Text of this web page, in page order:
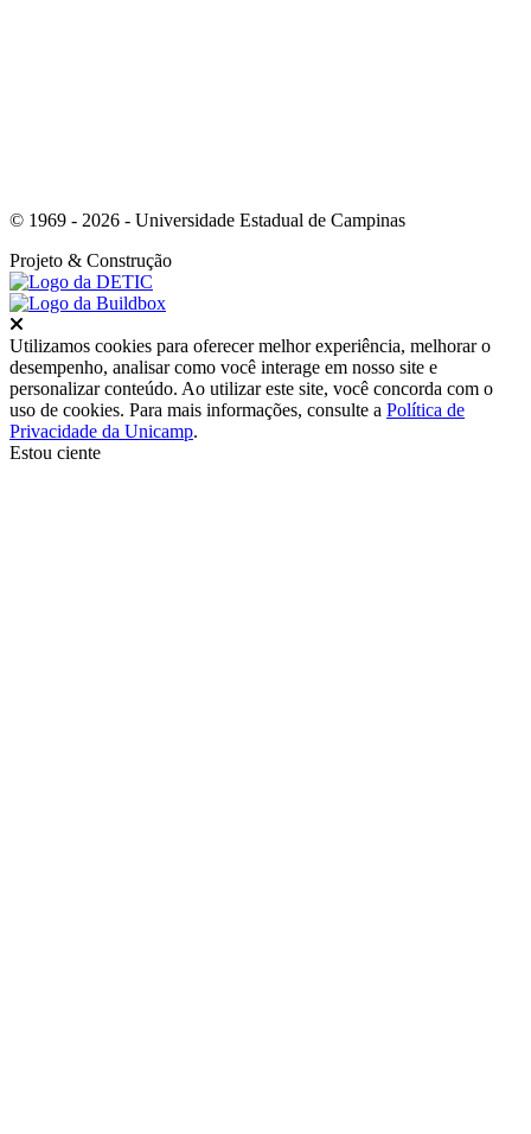
© 1969 - 2026 - Universidade Estadual de Campinas
Projeto & Construção
Utilizamos cookies para oferecer melhor experiência, melhorar o
desempenho, analisar como você interage em nosso site e
personalizar conteúdo. Ao utilizar este site, você concorda com o
uso de cookies. Para mais informações, consulte a Política de
Privacidade da Unicamp.
Estou ciente